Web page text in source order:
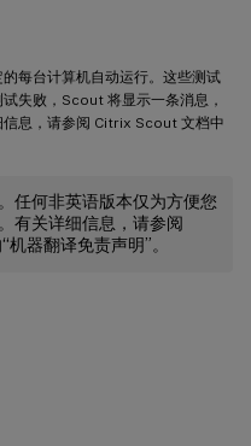
每台计算机自动运行。这些测试
失败，Scout 将显示一条消息，
信息，请参阅 Citrix Scout 文档中
任何非英语版本仅为方便您
有关详细信息，请参阅
“机器翻译免责声明”。